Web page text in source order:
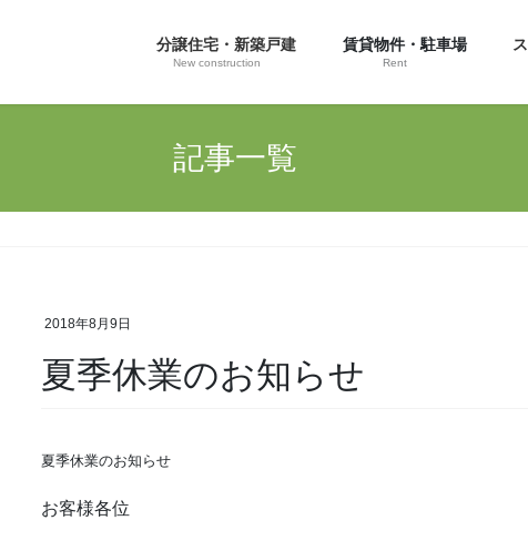
分譲住宅・新築戸建
New construction
賃貸物件・駐車場
Rent
記事一覧
2018年8月9日
夏季休業のお知らせ
夏季休業のお知らせ
お客様各位